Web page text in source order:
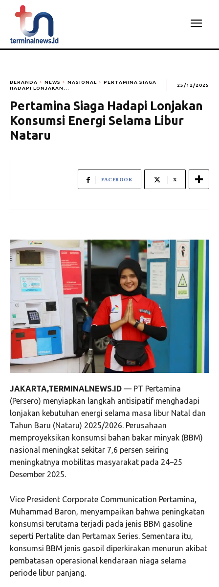
BERANDA NEWS NASIONAL
PERTAMINA SIAGA
HADAPI LONJAKAN...
25/12/2025
Pertamina Siaga Hadapi Lonjakan
Konsumsi Energi Selama Libur
Nataru
FACEBOOK X
JAKARTA,TERMINALNEWS.ID — PT Pertamina
(Persero) menyiapkan langkah antisipatif menghadapi
lonjakan kebutuhan energi selama masa libur Natal dan
Tahun Baru (Nataru) 2025/2026. Perusahaan
memproyeksikan konsumsi bahan bakar minyak (BBM)
nasional meningkat sekitar 7,6 persen seiring
meningkatnya mobilitas masyarakat pada 24–25
Desember 2025.
Vice President Corporate Communication Pertamina,
Muhammad Baron, menyampaikan bahwa peningkatan
konsumsi terutama terjadi pada jenis BBM gasoline
seperti Pertalite dan Pertamax Series. Sementara itu,
konsumsi BBM jenis gasoil diperkirakan menurun akibat
pembatasan operasional kendaraan niaga selama
periode libur panjang.